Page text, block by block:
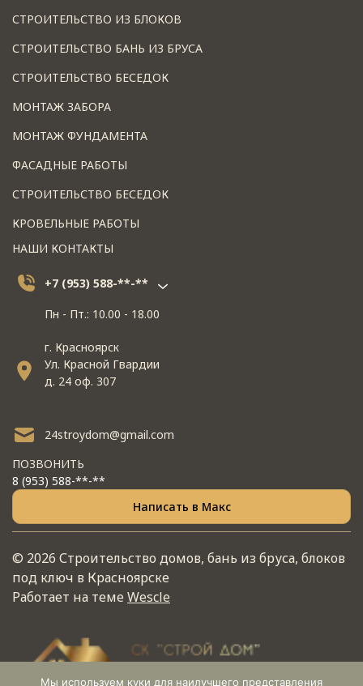
СТРОИТЕЛЬСТВО ИЗ БЛОКОВ
СТРОИТЕЛЬСТВО БАНЬ ИЗ БРУСА
СТРОИТЕЛЬСТВО БЕСЕДОК
МОНТАЖ ЗАБОРА
МОНТАЖ ФУНДАМЕНТА
ФАСАДНЫЕ РАБОТЫ
СТРОИТЕЛЬСТВО БЕСЕДОК
КРОВЕЛЬНЫЕ РАБОТЫ
НАШИ КОНТАКТЫ
+7 (953) 588-**-**
Пн - Пт.: 10.00 - 18.00
г. Красноярск
Ул. Красной Гвардии
д. 24 оф. 307
24stroydom@gmail.com
ПОЗВОНИТЬ
8 (953) 588-**-**
Написать в Макс
© 2026 Строительство домов, бань из бруса, блоков
под ключ в Красноярске
Работает на темеWescle
Мы используем куки для наилучшего представления